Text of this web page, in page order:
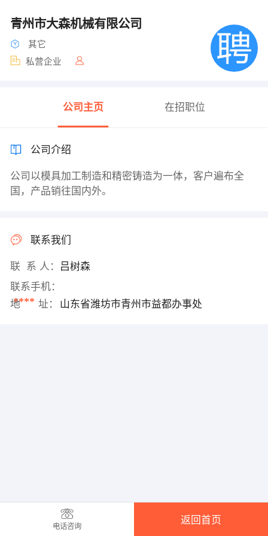
青州市大森机械有限公司
其它
私营企业
公司主页 在招职位
公司介绍
公司以模具加工制造和精密铸造为一体，客户遍布全
国，产品销往国内外。
联系我们
联 系 人：
吕树森
联系手机：
****
地 址： 山东省潍坊市青州市益都办事处
电话咨询
返回首页